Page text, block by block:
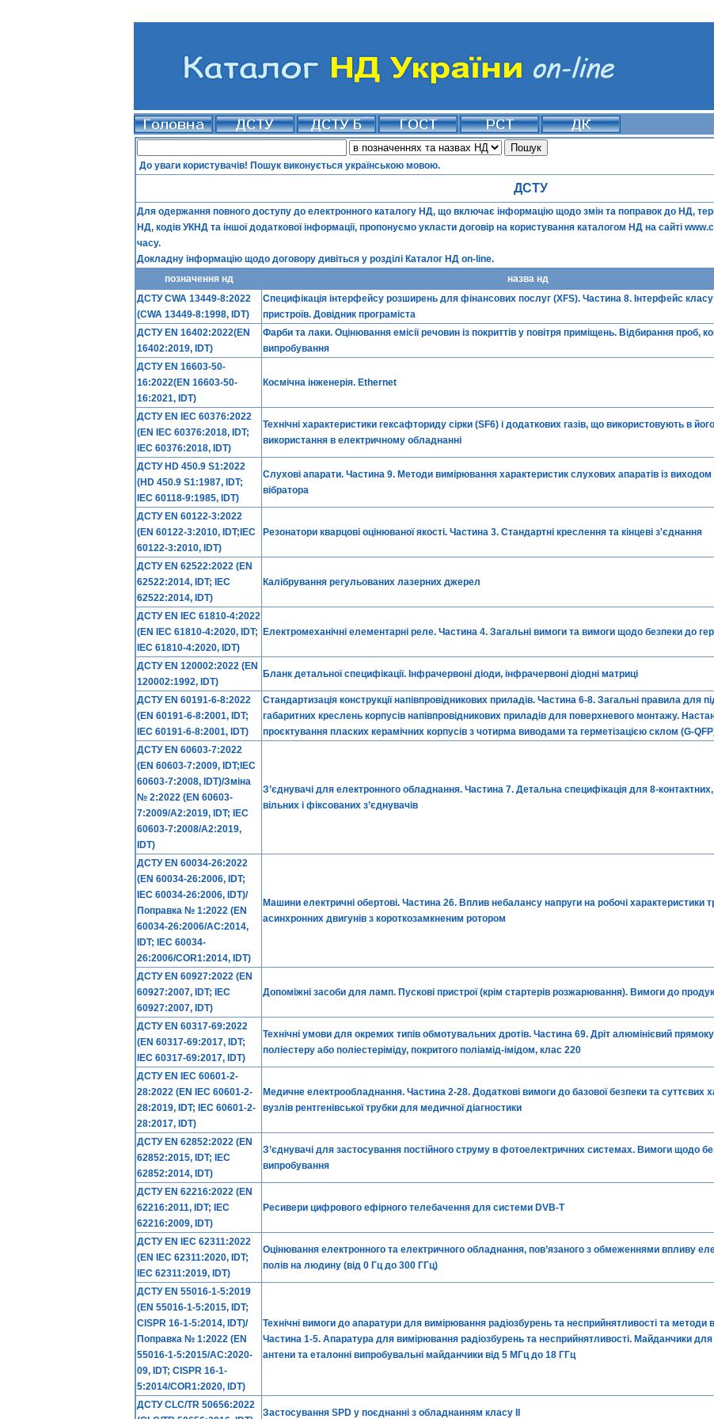
До уваги користувачів! Пошук виконується українською мовою.
ДСТУ
Для одержання повного доступу до електронного каталогу НД, що включає інформацію щодо змін та поправок до НД,
НД, кодів УКНД та іншої додаткової інформації, пропонуємо укласти договір на користування каталогом НД на сайті
часу.
Докладну інформацію щодо договору дивіться у розділі Каталог НД on-line.
позначення нд
назва нд
ДСТУ CWA 13449-8:2022
(CWA 13449-8:1998, IDT)
Специфікація інтерфейсу розширень для фінансових послуг (XFS). Частина 8. Інтерфейс
пристроїв. Довідник програміста
ДСТУ EN 16402:2022(EN
16402:2019, IDT)
Фарби та лаки. Оцінювання емісії речовин із покриттів у повітря приміщень. Відбирання проб,
випробування
ДСТУ EN 16603-50-
16:2022(EN 16603-50-
16:2021, IDT)
Космічна інженерія. Ethernet
ДСТУ EN IEC 60376:2022
(EN IEC 60376:2018, IDT;
IEC 60376:2018, IDT)
Технічні характеристики гексафториду сірки (SF6) і додаткових газів, що використовують в
використання в електричному обладнанні
ДСТУ HD 450.9 S1:2022
(HD 450.9 S1:1987, IDT;
IEC 60118-9:1985, IDT)
Слухові апарати. Частина 9. Методи вимірювання характеристик слухових апаратів із виходом
вібратора
ДСТУ EN 60122-3:2022
(EN 60122-3:2010, IDT;IEC
60122-3:2010, IDT)
Резонатори кварцові оцінюваної якості. Частина 3. Стандартні креслення та кінцеві з'єднання
ДСТУ EN 62522:2022 (EN
62522:2014, IDT; IEC
62522:2014, IDT)
Калібрування регульованих лазерних джерел
ДСТУ EN IEC 61810-4:2022
(EN IEC 61810-4:2020, IDT;
IEC 61810-4:2020, IDT)
Електромеханічні елементарні реле. Частина 4. Загальні вимоги та вимоги щодо безпеки до
ДСТУ EN 120002:2022 (EN
120002:1992, IDT)
Бланк детальної специфікації. Інфрачервоні діоди, інфрачервоні діодні матриці
ДСТУ EN 60191-6-8:2022
(EN 60191-6-8:2001, IDT;
IEC 60191-6-8:2001, IDT)
Стандартизація конструкції напівпровідникових приладів. Частина 6-8. Загальні правила для
габаритних креслень корпусів напівпровідникових приладів для поверхневого монтажу.
проєктування пласких керамічних корпусів з чотирма виводами та герметізацією склом (G-
ДСТУ EN 60603-7:2022
(EN 60603-7:2009, IDT;IEC
60603-7:2008, IDT)/Зміна
№ 2:2022 (EN 60603-
7:2009/A2:2019, IDT; IEC
60603-7:2008/A2:2019,
IDT)
З’єднувачі для електронного обладнання. Частина 7. Детальна специфікація для 8-
вільних і фіксованих з’єднувачів
ДСТУ EN 60034-26:2022
(EN 60034-26:2006, IDT;
IEC 60034-26:2006, IDT)/
Поправка № 1:2022 (EN
60034-26:2006/AC:2014,
IDT; IEC 60034-
26:2006/COR1:2014, IDT)
Машини електричні обертові. Частина 26. Вплив небалансу напруги на робочі характеристики
асинхронних двигунів з короткозамкненим ротором
ДСТУ EN 60927:2022 (EN
60927:2007, IDT; IEC
60927:2007, IDT)
Допоміжні засоби для ламп. Пускові пристрої (крім стартерів розжарювання). Вимоги до
ДСТУ EN 60317-69:2022
(EN 60317-69:2017, IDT;
IEC 60317-69:2017, IDT)
Технічні умови для окремих типів обмотувальних дротів. Частина 69. Дріт алюмінієвий
поліестеру або поліестеріміду, покритого поліамід-імідом, клас 220
ДСТУ EN IEC 60601-2-
28:2022 (EN IEC 60601-2-
28:2019, IDT; IEC 60601-2-
28:2017, IDT)
Медичне електрообладнання. Частина 2-28. Додаткові вимоги до базової безпеки та суттєвих
вузлів рентгенівської трубки для медичної діагностики
ДСТУ EN 62852:2022 (EN
62852:2015, IDT; IEC
62852:2014, IDT)
З’єднувачі для застосування постійного струму в фотоелектричних системах. Вимоги щодо
випробування
ДСТУ EN 62216:2022 (EN
62216:2011, IDT; IEC
62216:2009, IDT)
Ресивери цифрового ефірного телебачення для системи DVB-T
ДСТУ EN IEC 62311:2022
(EN IEC 62311:2020, IDT;
IEC 62311:2019, IDT)
Оцінювання електронного та електричного обладнання, пов’язаного з обмеженнями впливу
полів на людину (від 0 Гц до 300 ГГц)
ДСТУ EN 55016-1-5:2019
(EN 55016-1-5:2015, IDT;
CISPR 16-1-5:2014, IDT)/
Поправка № 1:2022 (EN
55016-1-5:2015/AC:2020-
09, IDT; CISPR 16-1-
5:2014/COR1:2020, IDT)
Технічні вимоги до апаратури для вимірювання радіозбурень та несприйнятливості та методи
Частина 1-5. Апаратура для вимірювання радіозбурень та несприйнятливості. Майданчики для
антени та еталонні випробувальні майданчики від 5 МГц до 18 ГГц
ДСТУ CLC/TR 50656:2022
Застосування SPD у поєднанні з обладнанням класу II